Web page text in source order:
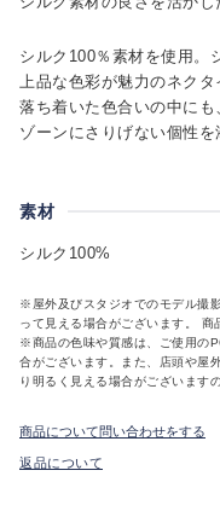
シルク100％素材を使用。
上品な色彩が魅力のネクタ
落ち着いた色合いの中に
ゾーンにさりげない個性を
素材
シルク100%
※屋外及びスタジオでのモデル撮
って見える場合がございます。 商
※商品の色味や質感は、ご使用の
合がございます。また、店頭や屋
り明るく見える場合がございます
商品について問い合わせをする
返品について